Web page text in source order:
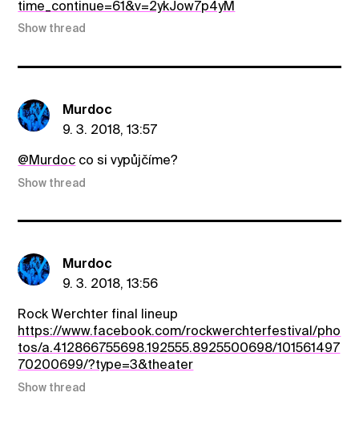
time_continue=61&v=2ykJow7p4yM
Show thread
Murdoc
9. 3. 2018, 13:57
@Murdoc co si vypůjčíme?
Show thread
Murdoc
9. 3. 2018, 13:56
Rock Werchter final lineup
https://www.facebook.com/rockwerchterfestival/pho
tos/a.412866755698.192555.8925500698/101561497
70200699/?type=3&theater
Show thread